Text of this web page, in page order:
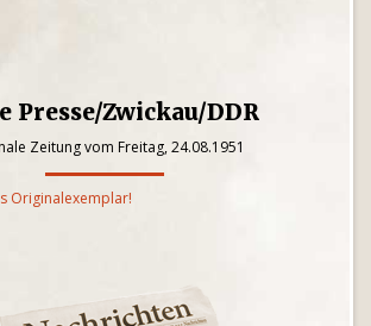
Presse/Zwickau/DDR
Zeitung vom Freitag, 24.08.1951
Originalexemplar!